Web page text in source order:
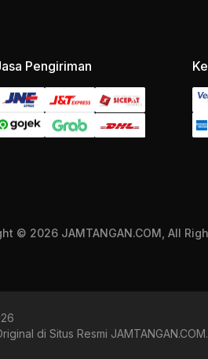
Pengiriman
© 2026 JAMTANGAN.COM, All
di Situs Resmi